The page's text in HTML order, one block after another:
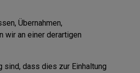
Übernahmen,
wir an einer derartigen
dass dies zur Einhaltung